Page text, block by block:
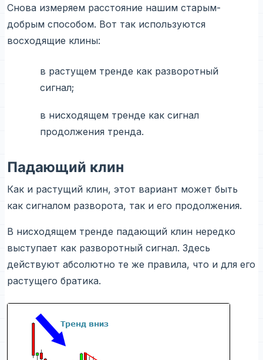
Снова измеряем расстояние нашим старым-
добрым способом. Вот так используются
восходящие клины:
в растущем тренде как разворотный
сигнал;
в нисходящем тренде как сигнал
продолжения тренда.
Падающий клин
Как и растущий клин, этот вариант может быть
как сигналом разворота, так и его продолжения.
В нисходящем тренде падающий клин нередко
выступает как разворотный сигнал. Здесь
действуют абсолютно те же правила, что и для его
растущего братика.